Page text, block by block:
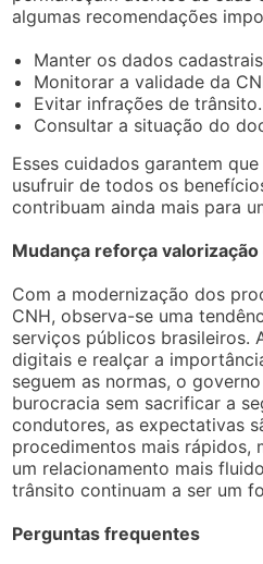
algumas recomendações
Manter os dados
Monitorar a validade da
Evitar infrações de trânsito.
Consultar a situação do
Esses cuidados garantem
usufruir de todos os
contribuam ainda mais para
Mudança reforça
Com a modernização dos
CNH, observa-se uma
serviços públicos brasileiros.
digitais e realçar a
seguem as normas, o
burocracia sem sacrificar a
condutores, as expectativas
procedimentos mais rápidos,
um relacionamento mais
trânsito continuam a ser um
Perguntas frequentes